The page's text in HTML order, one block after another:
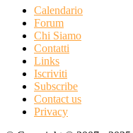
Calendario
Forum
Chi Siamo
Contatti
Links
Iscriviti
Subscribe
Contact us
Privacy